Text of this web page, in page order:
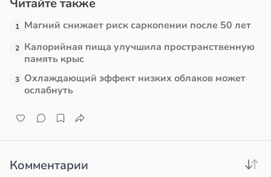
Читайте также
1 Магний снижает риск саркопении после 50 лет
2 Калорийная пища улучшила пространственную
память крыс
3 Охлаждающий эффект низких облаков может
ослабнуть
Комментарии